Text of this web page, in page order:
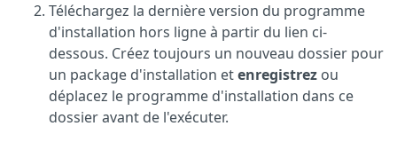
Téléchargez la dernière version du programme
d'installation hors ligne à partir du lien ci-
dessous. Créez toujours un nouveau dossier pour
un package d'installation etenregistrez ou
déplacez le programme d'installation dans ce
dossier avant de l'exécuter.